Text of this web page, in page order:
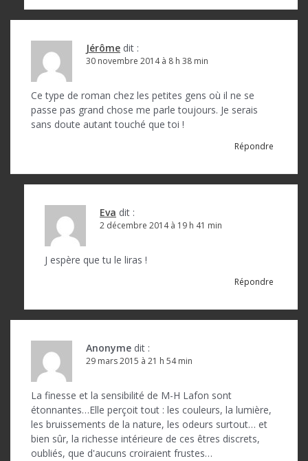
c
Jérôme dit :
30 novembre 2014 à 8 h 38 min
Ce type de roman chez les petites gens où il ne se
passe pas grand chose me parle toujours. Je serais
sans doute autant touché que toi !
Répondre
Eva dit :
2 décembre 2014 à 19 h 41 min
J espère que tu le liras !
Répondre
Anonyme dit :
29 mars 2015 à 21 h 54 min
La finesse et la sensibilité de M-H Lafon sont
étonnantes…Elle perçoit tout : les couleurs, la lumière,
les bruissements de la nature, les odeurs surtout… et
bien sûr, la richesse intérieure de ces êtres discrets,
oubliés, que d'aucuns croiraient frustes…